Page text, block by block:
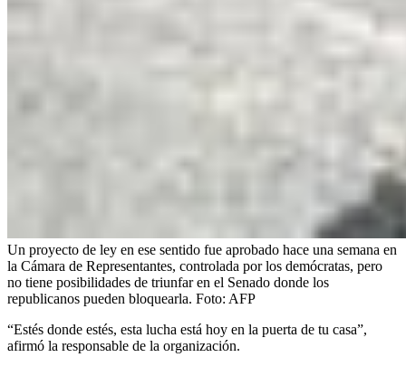
Un proyecto de ley en ese sentido fue aprobado hace una semana en
la Cámara de Representantes, controlada por los demócratas, pero
no tiene posibilidades de triunfar en el Senado donde los
republicanos pueden bloquearla. Foto: AFP
“Estés donde estés, esta lucha está hoy en la puerta de tu casa”,
afirmó la responsable de la organización.